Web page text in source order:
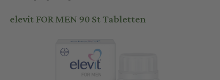
elevit FOR MEN 90 St Tabletten